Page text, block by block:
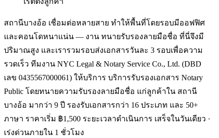
สถานีบางอ้อ เชื่อมต่อหลายสาย ทำให้พื้นที่โดยรอบมีออฟฟิศ
และคอนโดหนาแน่น — งาน ทนายรับรองลายมือชื่อ ที่นี่จึงมี
ปริมาณสูง และเรารวมรอบส่งเอกสารวันละ 3 รอบเพื่อความ
รวดเร็ว ทีมงาน NYC Legal & Notary Service Co., Ltd. (DBD
เลข 0435567000061) ให้บริการ บริการรับรองเอกสาร Notary
Public โดยทนายความรับรองลายมือชื่อ แก่ลูกค้าใน สถานี
บางอ้อ มากว่า 9 ปี รองรับเอกสารกว่า 16 ประเภท และ 50+
ภาษา ราคาเริ่ม ฿1,500 ระยะเวลาดำเนินการ เสร็จในวันเดียว ·
เร่งด่วนภายใน 1 ชั่วโมง